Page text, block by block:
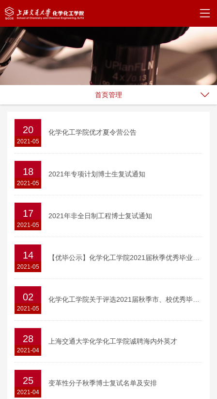
首页管理
20
2021-05
化学化工学院优才夏令营公告
18
2021-05
2021年专项计划博士生复试通知
17
2021-05
2021年非全日制工程博士复试通知
14
2021-05
02
2021-05
28
2021-04
上海交通大学化学化工学院诚聘海内外英才
25
2021-04
变革性分子秋季博士复试名单及安排